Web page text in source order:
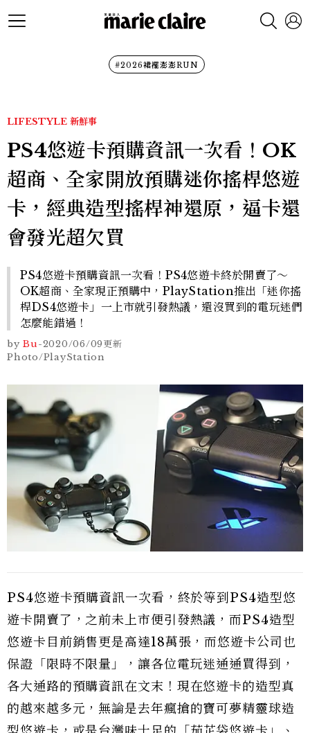
#2026裙襬澎澎RUN
LIFESTYLE 新鮮事
PS4悠遊卡預購資訊一次看！OK
超商、全家開放預購迷你搖桿悠遊
卡，經典造型搖桿神還原，逼卡還
會發光超欠買
PS4悠遊卡預購資訊一次看！PS4悠遊卡終於開賣了～
OK超商、全家現正預購中，PlayStation推出「迷你搖
桿DS4悠遊卡」一上市就引發熱議，還沒買到的電玩迷們
怎麼能錯過！
by Bu-2020/06/09更新
Photo/PlayStation
PS4悠遊卡預購資訊一次看，終於等到PS4造型悠
遊卡開賣了，之前未上市便引發熱議，而PS4造型
悠遊卡目前銷售更是高達18萬張，而悠遊卡公司也
保證「限時不限量」，讓各位電玩迷通通買得到，
各大通路的預購資訊在文末！現在悠遊卡的造型真
的越來越多元，無論是去年瘋搶的寶可夢精靈球造